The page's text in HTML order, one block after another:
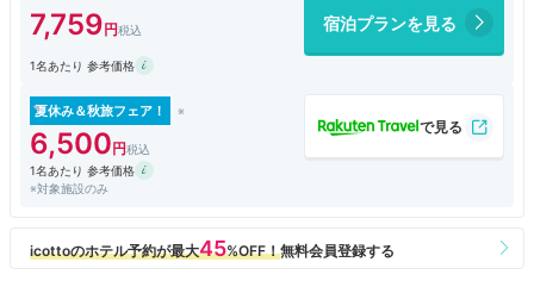
たまたまこの日だけかもしれませんが、ここはあまり良くなかったです。
7,759 宿泊プランを見る
1名あたり 参考価格
夏休み＆秋旅フェア！
6,500
1名あたり 参考価格
※対象施設のみ